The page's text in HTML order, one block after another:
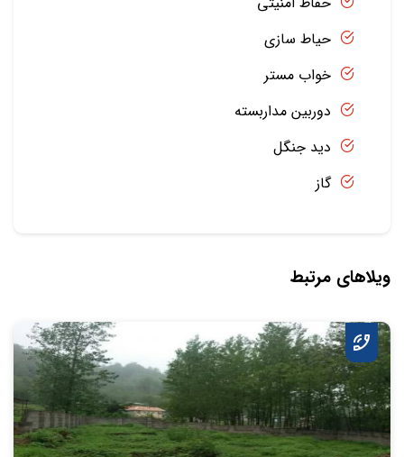
حیاط سازی
خواب مستر
دوربین مداربسته
دید جنگل
گاز
ویلاهای مرتبط